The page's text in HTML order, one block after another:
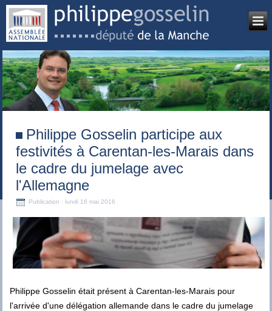
Philippe Gosselin participe aux
festivités à Carentan-les-Marais dans
le cadre du jumelage avec
l'Allemagne
Publication : lundi 16 mai 2016
Philippe Gosselin était présent à Carentan-les-Marais pour
l'arrivée d'une délégation allemande dans le cadre du jumelage